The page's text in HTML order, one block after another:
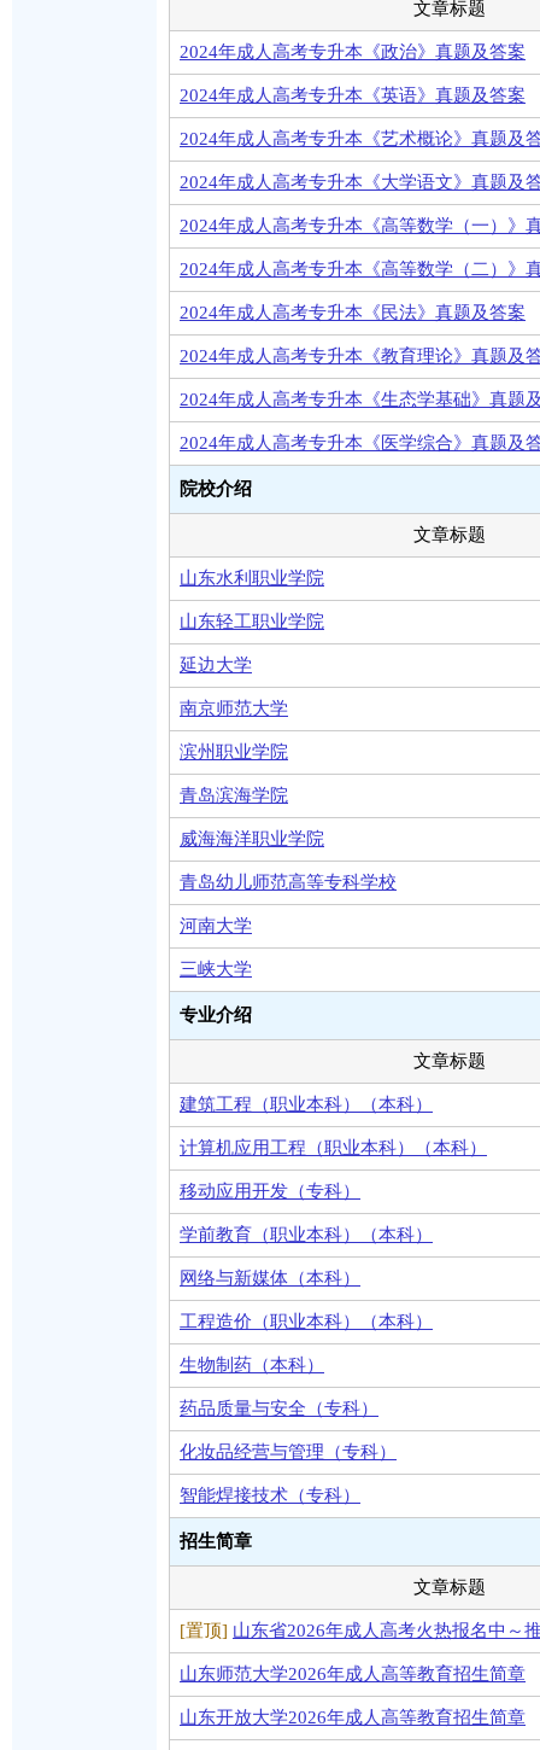
文章标题
2024年成人高考专升本《政治》真题及答案
2024年成人高考专升本《英语》真题及答案
2024年成人高考专升本《艺术概论》真题及
2024年成人高考专升本《大学语文》真题及
2024年成人高考专升本《高等数学（一）》
2024年成人高考专升本《高等数学（二）》
2024年成人高考专升本《民法》真题及答案
2024年成人高考专升本《教育理论》真题及
2024年成人高考专升本《生态学基础》真题
2024年成人高考专升本《医学综合》真题及
院校介绍
文章标题
山东水利职业学院
山东轻工职业学院
延边大学
南京师范大学
滨州职业学院
青岛滨海学院
威海海洋职业学院
青岛幼儿师范高等专科学校
河南大学
三峡大学
专业介绍
文章标题
建筑工程（职业本科）（本科）
计算机应用工程（职业本科）（本科）
移动应用开发（专科）
学前教育（职业本科）（本科）
网络与新媒体（本科）
工程造价（职业本科）（本科）
生物制药（本科）
药品质量与安全（专科）
化妆品经营与管理（专科）
智能焊接技术（专科）
招生简章
文章标题
[置顶] 山东省2026年成人高考火热报名中～
山东师范大学2026年成人高等教育招生简章
山东开放大学2026年成人高等教育招生简章